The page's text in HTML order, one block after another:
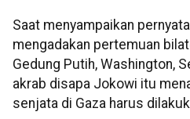
Saat menyampaikan
mengadakan pertemuan
Gedung Putih, Washington,
akrab disapa Jokowi itu
senjata di Gaza harus